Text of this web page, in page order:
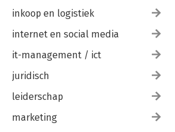
inkoop en logistiek
internet en social media
it-management / ict
juridisch
leiderschap
marketing